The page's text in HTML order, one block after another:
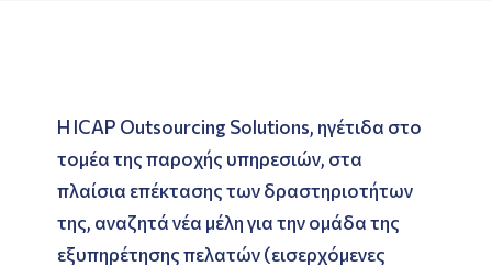
Η ICAP Outsourcing Solutions, ηγέτιδα στο
τομέα της παροχής υπηρεσιών, στα
πλαίσια επέκτασης των δραστηριοτήτων
της, αναζητά νέα μέλη για την ομάδα της
εξυπηρέτησης πελατών (εισερχόμενες